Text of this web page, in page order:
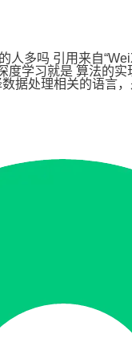
人多吗 引用来自
度学习就是 算法的
据处理相关的语言